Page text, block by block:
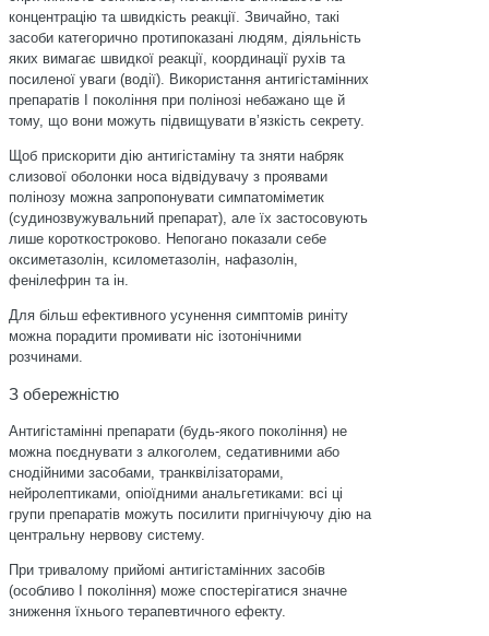
концентрацію та швидкість реакції. Звичайно, такі
засоби категорично протипоказані людям, діяльність
яких вимагає швидкої реакції, координації рухів та
посиленої уваги (водії). Використання антигістамінних
препаратів І покоління при полінозі небажано ще й
тому, що вони можуть підвищувати вʼязкість секрету.
Щоб прискорити дію антигістаміну та зняти набряк
слизової оболонки носа відвідувачу з проявами
полінозу можна запропонувати симпатоміметик
(судинозвужувальний препарат), але їх застосовують
лише короткостроково. Непогано показали себе
оксиметазолін, ксилометазолін, нафазолін,
фенілефрин та ін.
Для більш ефективного усунення симптомів риніту
можна порадити промивати ніс ізотонічними
розчинами.
З обережністю
Антигістамінні препарати (будь-якого покоління) не
можна поєднувати з алкоголем, седативними або
снодійними засобами, транквілізаторами,
нейролептиками, опіоїдними анальгетиками: всі ці
групи препаратів можуть посилити пригнічуючу дію на
центральну нервову систему.
При тривалому прийомі антигістамінних засобів
(особливо І покоління) може спостерігатися значне
зниження їхнього терапевтичного ефекту.